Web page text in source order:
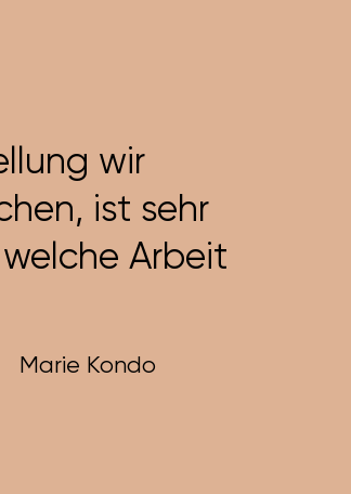
wir
ist sehr
Arbeit
Marie Kondo